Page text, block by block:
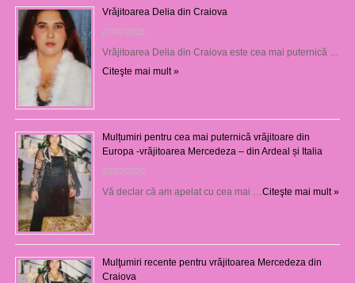
Vrăjitoarea Delia din Craiova
27/07/2026
Vrăjitoarea Delia din Craiova este cea mai puternică …
Citeşte mai mult »
Mulțumiri pentru cea mai puternică vrăjitoare din
Europa -vrăjitoarea Mercedeza – din Ardeal și Italia
23/07/2026
Vă declar că am apelat cu cea mai … Citeşte mai mult »
Mulţumiri recente pentru vrăjitoarea Mercedeza din
Craiova